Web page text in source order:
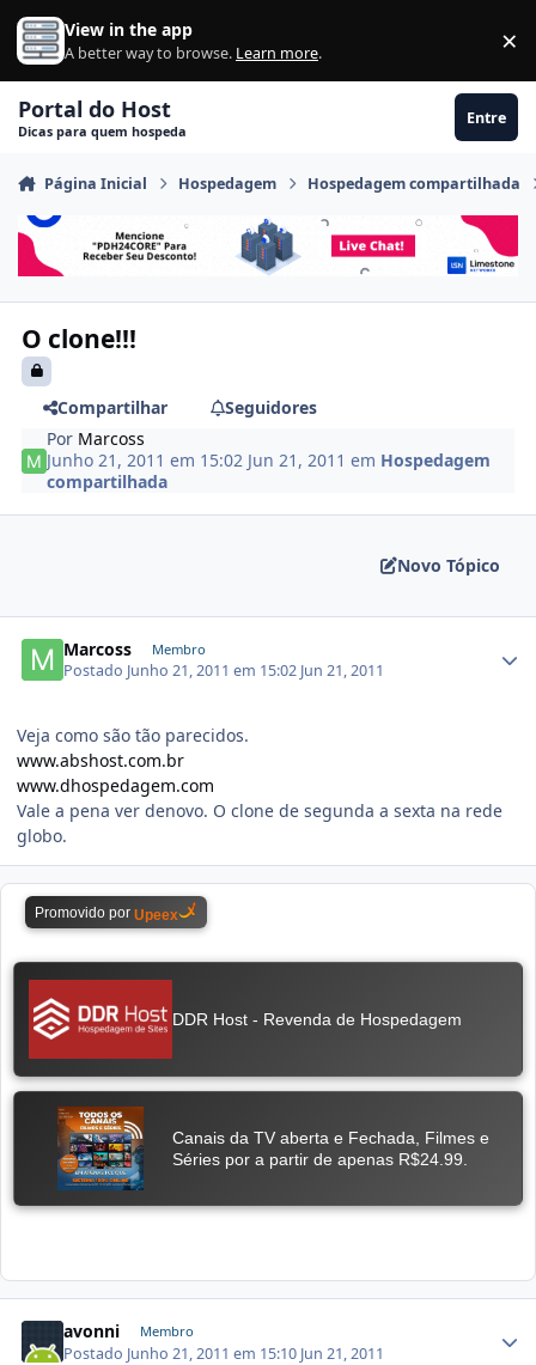
Ir para conteúdo
View in the app
A better way to browse. Learn more. ×
Portal do Host
Dicas para quem hospeda
Entre
Página Inicial Hospedagem Hospedagem compartilhada
O clone!!!
Compartilhar
Seguidores
Por Marcoss
Junho 21, 2011 em 15:02 Jun 21, 2011 em Hospedagem
compartilhada
Novo Tópico
Marcoss Membro
Postado Junho 21, 2011 em 15:02 Jun 21, 2011
Veja como são tão parecidos.
www.abshost.com.br
www.dhospedagem.com
Vale a pena ver denovo. O clone de segunda a sexta na rede
globo.
avonni Membro
Postado Junho 21, 2011 em 15:10 Jun 21, 2011